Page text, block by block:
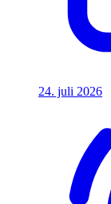
24. juli 2026